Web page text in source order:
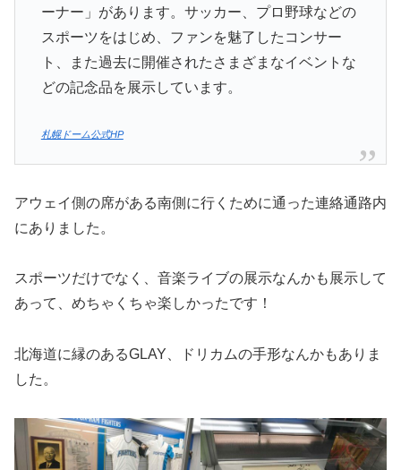
ーナー」があります。サッカー、プロ野球などの
スポーツをはじめ、ファンを魅了したコンサー
ト、また過去に開催されたさまざまなイベントな
どの記念品を展示しています。
札幌ドーム公式HP
アウェイ側の席がある南側に行くために通った連絡通路内
にありました。
スポーツだけでなく、音楽ライブの展示なんかも展示して
あって、めちゃくちゃ楽しかったです！
北海道に縁のあるGLAY、ドリカムの手形なんかもありま
した。